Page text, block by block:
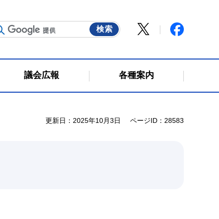
議会広報 各種案内
更新日：2025年10月3日 ページID：28583